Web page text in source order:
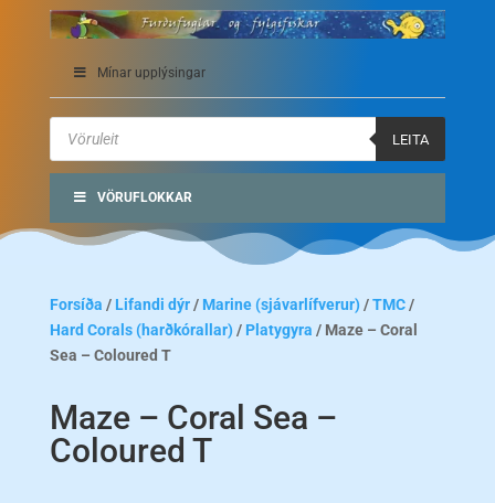
Mínar upplýsingar
Products
search
LEITA
VÖRUFLOKKAR
Forsíða / Lifandi dýr/ Marine (sjávarlífverur) /TMC/
Hard Corals (harðkórallar) / Platygyra / Maze – Coral
Sea – Coloured T
Maze – Coral Sea –
Coloured T